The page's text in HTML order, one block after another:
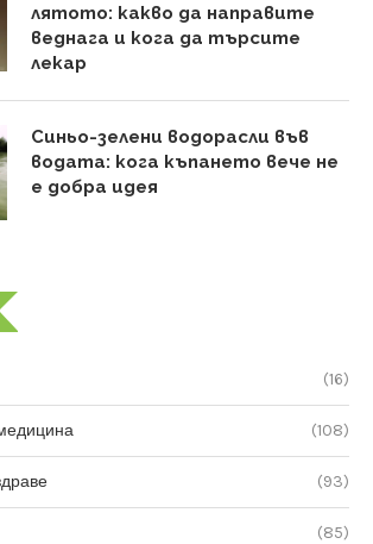
лятото: какво да направите
веднага и кога да търсите
лекар
Синьо-зелени водорасли във
водата: кога къпането вече не
е добра идея
(16)
(108)
(93)
(85)